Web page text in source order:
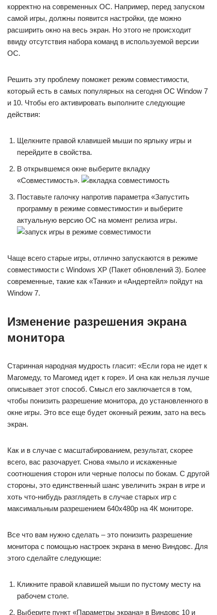
корректно на современных ОС. Например, перед запуском
самой игры, должны появится настройки, где можно
расширить окно на весь экран. Но этого не происходит
ввиду отсутствия набора команд в используемой версии
ОС.
Решить эту проблему поможет режим совместимости,
который есть в самых популярных на сегодня ОС Window 7
и 10. Чтобы его активировать выполните следующие
действия:
Щелкните правой клавишей мыши по ярлыку игры и
перейдите в свойства.
В открывшемся окне выберите вкладку
«Совместимость».
Поставьте галочку напротив параметра «Запустить
программу в режиме совместимости» и выберите
актуальную версию ОС на момент релиза игры.
Чаще всего старые игры, отлично запускаются в режиме
совместимости с Windows XP (Пакет обновлений 3). Более
современные, такие как «Танки» и «Андертейл» пойдут на
Window 7.
Изменение разрешения экрана
монитора
Старинная народная мудрость гласит: «Если гора не идет к
Магомеду, то Магомед идет к горе». И она как нельзя лучше
описывает этот способ. Смысл его заключается в том,
чтобы понизить разрешение монитора, до установленного в
окне игры. Это все еще будет оконный режим, зато на весь
экран.
Как и в случае с масштабированием, результат, скорее
всего, вас разочарует. Снова «мыло и искаженные
соотношения сторон или черные полосы по бокам. С другой
стороны, это единственный шанс увеличить экран в игре и
хоть что-нибудь разглядеть в случае старых игр с
максимальным разрешением 640х480р на 4К мониторе.
Все что вам нужно сделать – это понизить разрешение
монитора с помощью настроек экрана в меню Виндовс. Для
этого сделайте следующие:
Кликните правой клавишей мыши по пустому месту на
рабочем столе.
Выберите пункт «Параметры экрана» в Виндовс 10 и